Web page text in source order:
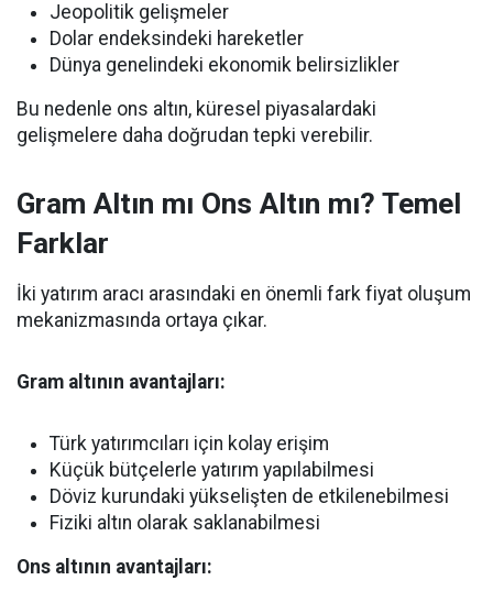
Jeopolitik gelişmeler
Dolar endeksindeki hareketler
Dünya genelindeki ekonomik belirsizlikler
Bu nedenle ons altın, küresel piyasalardaki
gelişmelere daha doğrudan tepki verebilir.
Gram Altın mı Ons Altın mı? Temel
Farklar
İki yatırım aracı arasındaki en önemli fark fiyat oluşum
mekanizmasında ortaya çıkar.
Gram altının avantajları:
Türk yatırımcıları için kolay erişim
Küçük bütçelerle yatırım yapılabilmesi
Döviz kurundaki yükselişten de etkilenebilmesi
Fiziki altın olarak saklanabilmesi
Ons altının avantajları: